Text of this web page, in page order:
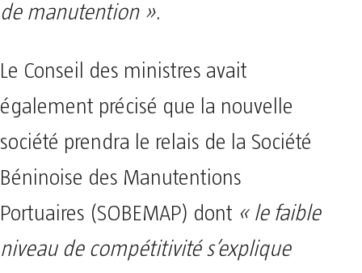
de manutention ».
Le Conseil des ministres avait
également précisé que la nouvelle
société prendra le relais de la Société
Béninoise des Manutentions
Portuaires (SOBEMAP) dont « le faible
niveau de compétitivité s’explique